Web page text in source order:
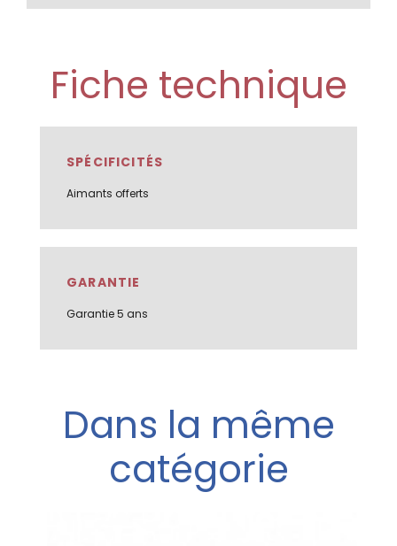
Fiche technique
SPÉCIFICITÉS
Aimants offerts
GARANTIE
Garantie 5 ans
Dans la même
catégorie